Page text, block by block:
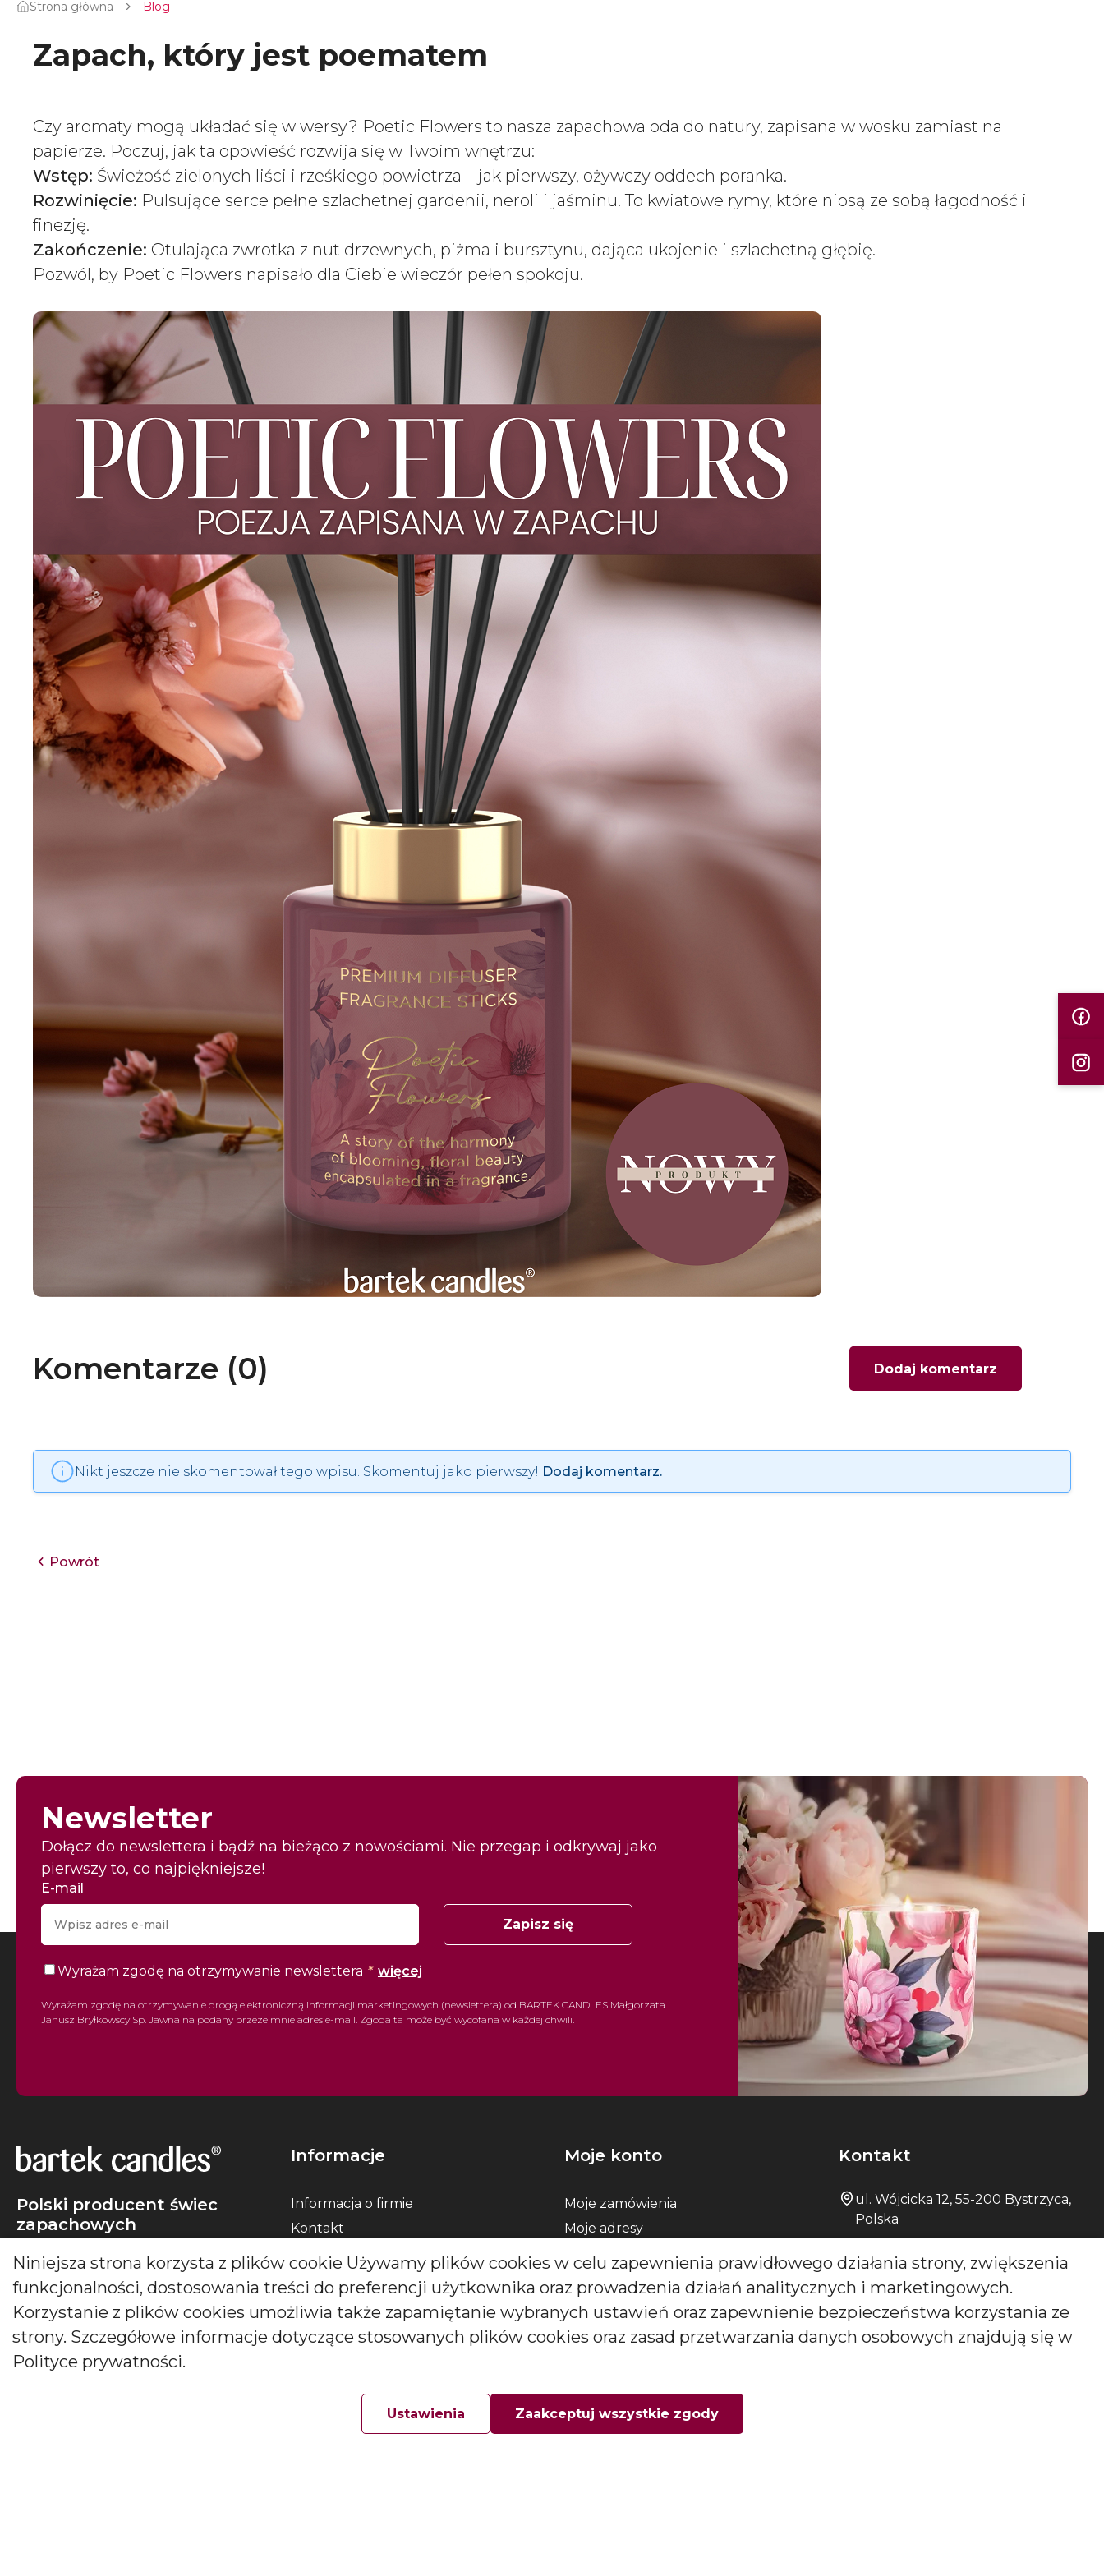
Strona główna Blog
Zapach, który jest poematem
Czy aromaty mogą układać się w wersy? Poetic Flowers to nasza zapachowa oda do natury, zapisana w wosku zamiast na
papierze. Poczuj, jak ta opowieść rozwija się w Twoim wnętrzu:
Wstęp: Świeżość zielonych liści i rześkiego powietrza – jak pierwszy, ożywczy oddech poranka.
Rozwinięcie: Pulsujące serce pełne szlachetnej gardenii, neroli i jaśminu. To kwiatowe rymy, które niosą ze sobą łagodność i
finezję.
Zakończenie: Otulająca zwrotka z nut drzewnych, piżma i bursztynu, dająca ukojenie i szlachetną głębię.
Pozwól, by Poetic Flowers napisało dla Ciebie wieczór pełen spokoju.
Komentarze (0) Dodaj komentarz
Nikt jeszcze nie skomentował tego wpisu. Skomentuj jako pierwszy! Dodaj komentarz.
Powrót
Newsletter
Dołącz do newslettera i bądź na bieżąco z nowościami. Nie przegap i odkrywaj jako
pierwszy to, co najpiękniejsze!
E-mail
Zapisz się
Wyrażam zgodę na otrzymywanie newslettera * więcej
Wyrażam zgodę na otrzymywanie drogą elektroniczną informacji marketingowych (newslettera) od BARTEK CANDLES Małgorzata i
Janusz Bryłkowscy Sp. Jawna na podany przeze mnie adres e-mail. Zgoda ta może być wycofana w każdej chwili.
Polski producent świec
zapachowych
Od kilkudziesięciu lat tworzymy świece,
które zachwycają pokolenia. Jesteśmy
liderem produkcji świec ozdobnych i
zapachowych oraz dyfuzorów.
Social media
Informacje
Informacja o firmie
Kontakt
Polityka prywatności
Moje konto
Moje zamówienia
Moje adresy
Kontakt
ul. Wójcicka 12, 55-200 Bystrzyca,
Polska
Zadzwoń do nas pod numer:
0048 71 313 91 91
biuro@bartek-candles.com
Niniejsza strona korzysta z plików cookie Używamy plików cookies w celu zapewnienia prawidłowego działania strony, zwiększenia
funkcjonalności, dostosowania treści do preferencji użytkownika oraz prowadzenia działań analitycznych i marketingowych.
Korzystanie z plików cookies umożliwia także zapamiętanie wybranych ustawień oraz zapewnienie bezpieczeństwa korzystania ze
strony. Szczegółowe informacje dotyczące stosowanych plików cookies oraz zasad przetwarzania danych osobowych znajdują się w
Polityce prywatności.
Ustawienia Zaakceptuj wszystkie zgody